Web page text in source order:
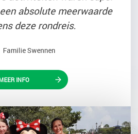
absolute meerwaarde
deze rondreis.
Familie Swennen
INFO